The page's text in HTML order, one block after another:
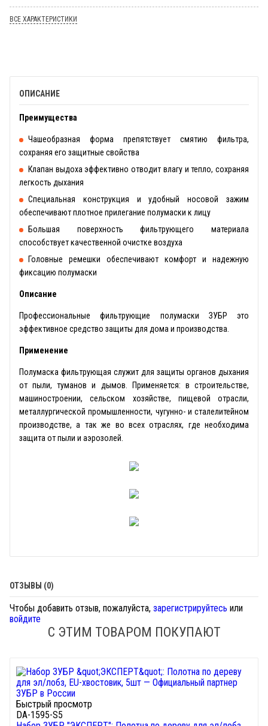
ВСЕ ХАРАКТЕРИСТИКИ
ОПИСАНИЕ
Преимущества
Чашеобразная форма препятствует смятию фильтра,
сохраняя его защитные свойства
Клапан выдоха эффективно отводит влагу и тепло, сохраняя
легкость дыхания
Специальная конструкция и удобный носовой зажим
обеспечивают плотное прилегание полумаски к лицу
Большая поверхность фильтрующего материала
способствует качественной очистке воздуха
Головные ремешки обеспечивают комфорт и надежную
фиксацию полумаски
Описание
Профессиональные фильтрующие полумаски ЗУБР это
эффективное средство защиты для дома и производства.
Применение
Полумаска фильтрующая служит для защиты органов дыхания
от пыли, туманов и дымов. Применяется: в строительстве,
машиностроении, сельском хозяйстве, пищевой отрасли,
металлургической промышленности, чугунно- и сталелитейном
производстве, а так же во всех отраслях, где необходима
защита от пыли и аэрозолей.
ОТЗЫВЫ (0)
Чтобы добавить отзыв, пожалуйста, зарегистрируйтесь или
войдите
С ЭТИМ ТОВАРОМ ПОКУПАЮТ
Быстрый просмотр
DA-1595-S5